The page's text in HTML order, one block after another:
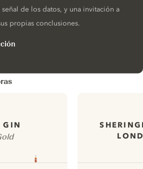
señal de los datos, y una invitación a
propias conclusiones.
GIN